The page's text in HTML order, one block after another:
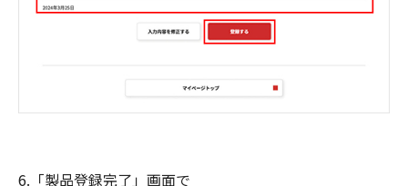
6.「製品登録完了」画面で